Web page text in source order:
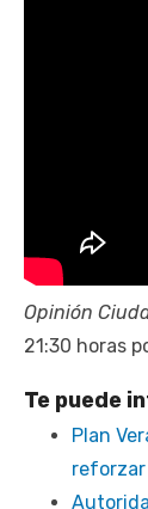
Opinión
21:30 horas
Te puede
Plan
reforzar